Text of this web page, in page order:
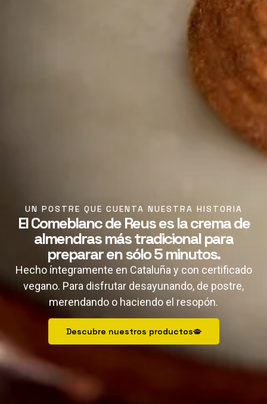
UN POSTRE QUE CUENTA NUESTRA HISTORIA
El Comeblanc de Reus es la crema de
almendras más tradicional para
preparar en sólo 5 minutos.
Hecho íntegramente en Cataluña y con certificado
vegano. Para disfrutar desayunando, de postre,
merendando o haciendo el resopón.
Descubre nuestros productos